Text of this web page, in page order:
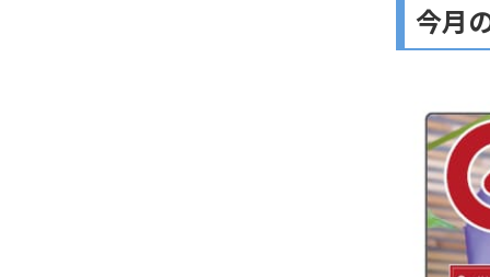
今月